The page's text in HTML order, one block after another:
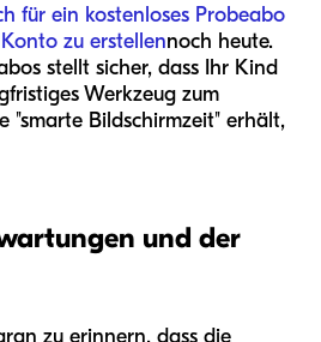
für ein kostenloses Probeabo
zu erstellennoch heute.
stellt sicher, dass Ihr Kind
Werkzeug zum
"smarte Bildschirmzeit" erhält,
und der
zu erinnern, dass die